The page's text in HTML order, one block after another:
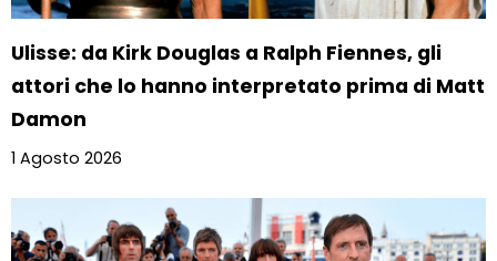
Ulisse: da Kirk Douglas a Ralph Fiennes, gli
attori che lo hanno interpretato prima di Matt
Damon
1 Agosto 2026